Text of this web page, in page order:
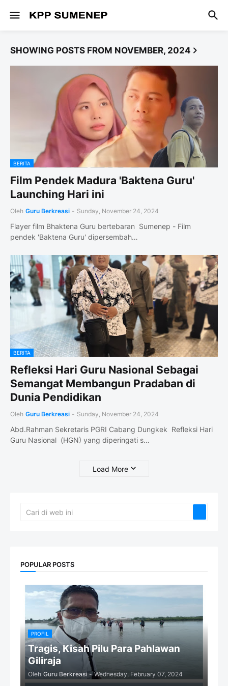
SHOWING POSTS FROM NOVEMBER, 2024
BERITA
Film Pendek Madura 'Baktena Guru'
Launching Hari ini
Oleh Guru Berkreasi - Sunday, November 24, 2024
Flayer film Bhaktena Guru bertebaran Sumenep - Film
pendek 'Baktena Guru' dipersembah…
BERITA
Refleksi Hari Guru Nasional Sebagai
Semangat Membangun Pradaban di
Dunia Pendidikan
Oleh Guru Berkreasi - Sunday, November 24, 2024
Abd.Rahman Sekretaris PGRI Cabang Dungkek Refleksi Hari
Guru Nasional (HGN) yang diperingati s…
Load More
POPULAR POSTS
PROFIL
Tragis, Kisah Pilu Para Pahlawan
Giliraja
Oleh Guru Berkreasi - Wednesday, February 07, 2024